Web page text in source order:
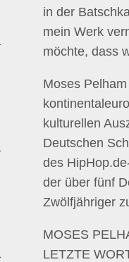
in der
mein Werk
möchte, dass
Moses
kulturellen
Deutschen
des
der über fünf
Zwölfjähriger
MOSES
LETZTE